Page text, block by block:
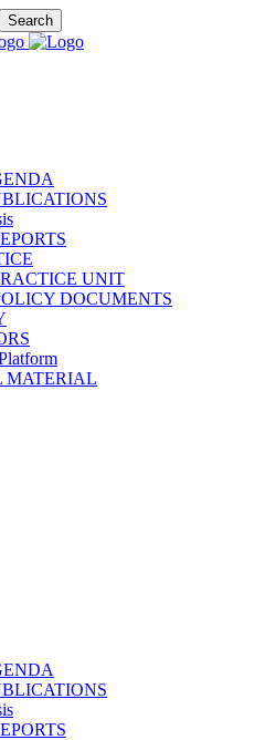
UNIT
DOCUMENTS
MATERIAL